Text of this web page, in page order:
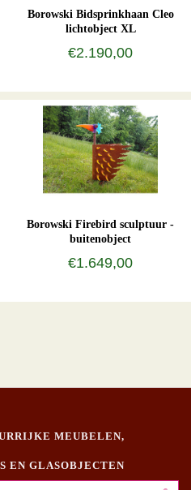
Borowski Bidsprinkhaan Cleo
lichtobject XL
€2.190,00
Borowski Firebird sculptuur -
buitenobject
€1.649,00
MEUBELEN,
EN GLASOBJECTEN